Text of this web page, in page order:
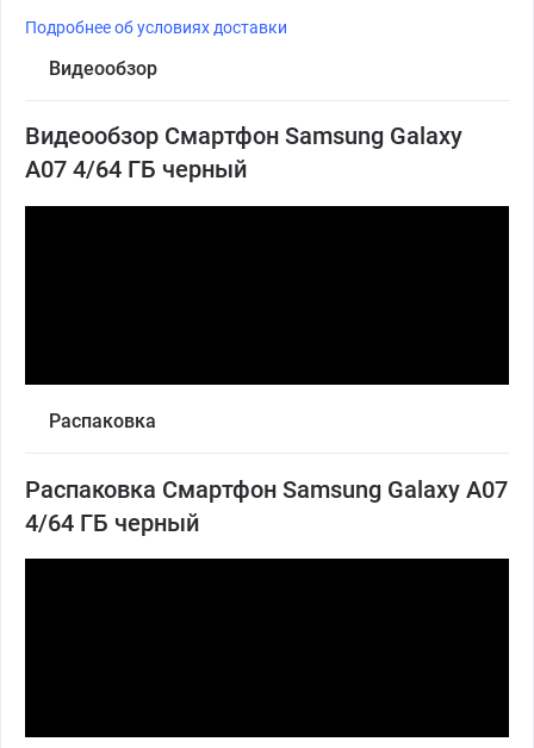
Подробнее об условиях доставки
Видеообзор
Видеообзор Смартфон Samsung Galaxy
A07 4/64 ГБ черный
Распаковка
Распаковка Смартфон Samsung Galaxy A07
4/64 ГБ черный